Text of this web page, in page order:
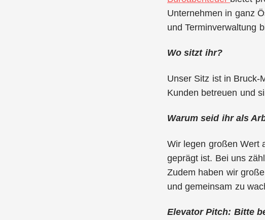
Unternehmen in ganz
und Terminverwaltung
Wo sitzt ihr?
Unser Sitz ist in Bruck-
Kunden betreuen und
Warum seid ihr als
Wir legen großen Wert
geprägt ist. Bei uns
Zudem haben wir
und gemeinsam zu
Elevator Pitch: Bitte